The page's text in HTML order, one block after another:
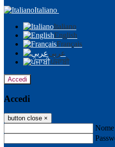
Italiano
Italiano
English
Français
عربى
ਪੰਜਾਬੀ
Accedi
Accedi
button close ×